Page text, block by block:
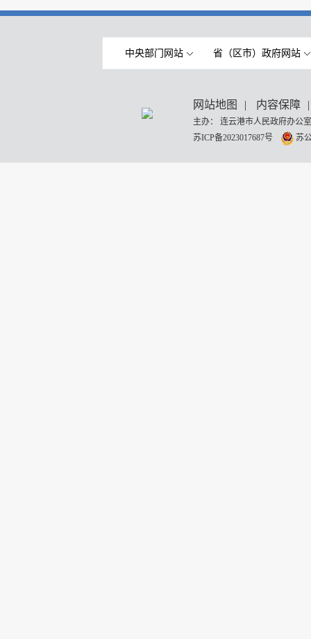
中央部门网站 省（区市）政府网站
网站地图 | 内容保障 |
主办： 连云港市人民政府办
苏ICP备2023017687号
苏